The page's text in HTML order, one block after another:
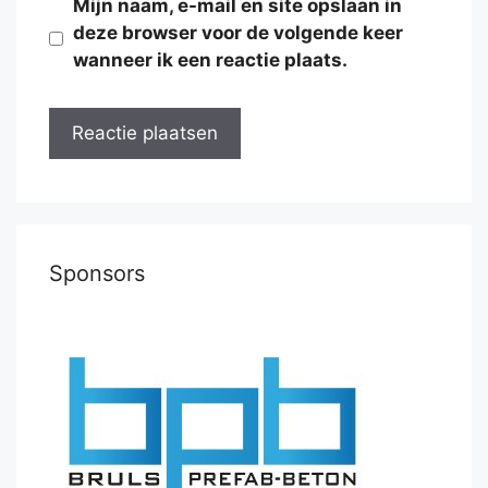
Mijn naam, e-mail en site opslaan in
deze browser voor de volgende keer
wanneer ik een reactie plaats.
Sponsors